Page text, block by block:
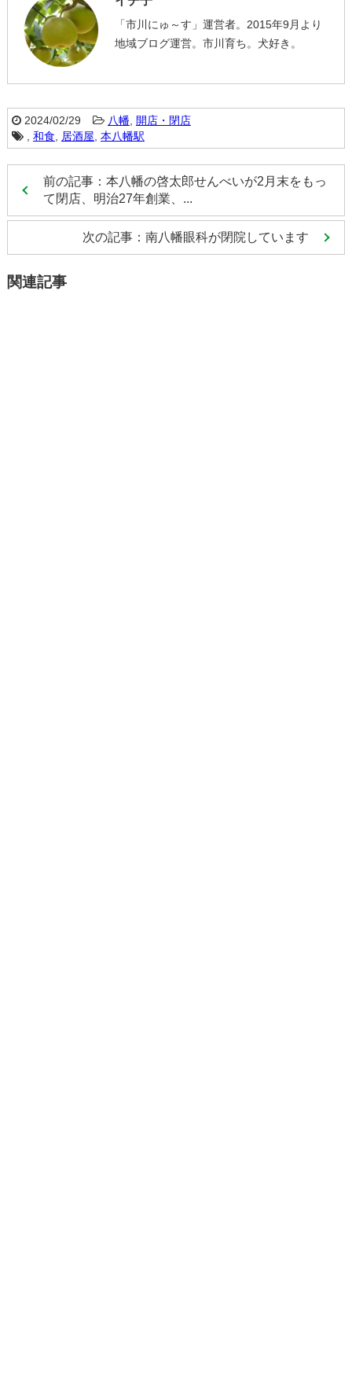
「市川にゅ～す」運営者。2015年9月より
地域ブログ運営。市川育ち。犬好き。
2024/02/29 八幡, 開店・閉店
, 和食 居酒屋 本八幡駅
前の記事：本八幡の啓太郎せんべいが2月末をもっ
て閉店、明治27年創業、...
次の記事：南八幡眼科が閉院しています
関連記事